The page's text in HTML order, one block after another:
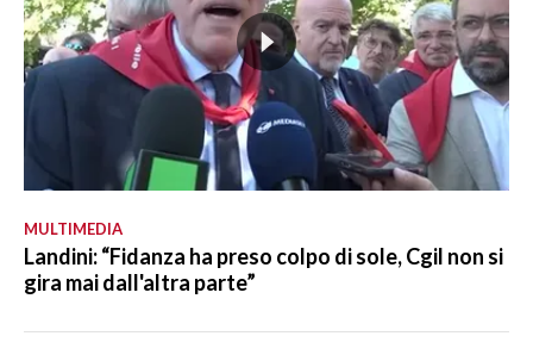
MULTIMEDIA
Landini: “Fidanza ha preso colpo di sole, Cgil non si
gira mai dall'altra parte”